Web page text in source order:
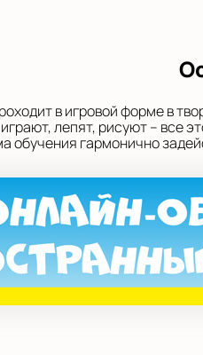
в игровой форме в
лепят, рисуют – все
обучения гармонично